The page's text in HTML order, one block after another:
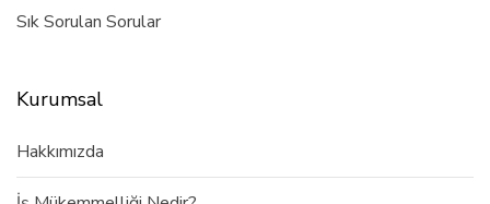
Sık Sorulan Sorular
Kurumsal
Hakkımızda